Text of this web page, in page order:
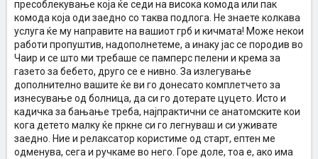
пресоблекување која ќе седи на висока комода или пак
комода која оди заедно со таква подлога. Не знаете колкава
услуга ќе му направите на вашиот грб и кичмата! Може некои
работи пропуштив, надополнетеме, а инаку јас се породив во
Чаир и се што ми требаше се памперс пелени и крема за
газето за бебето, друго се е нивно. За излегување
дополнително вашите ќе ви го донесато комплетчето за
изнесување од болница, да си го дотерате цуцето. Исто и
кадичка за бањање треба, најпрактични се анатомските кои
кога детето малку ќе пркне си го легнуваш и си уживате
заедно. Ние и релаксатор користиме од старт, ептен ме
одменува, сега и ручкаме во него. Горе доле, тоа е, ако има